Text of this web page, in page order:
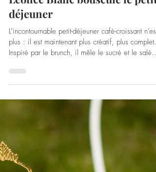
Léonce Blanc bouscule le petit-
déjeuner
L’incontournable petit-déjeuner café-croissant n’est
plus : il est maintenant plus créatif, plus complet.
Inspiré par le brunch, il mêle le sucré et le salé
nouvelle gamme de tartinables premium qui va
textures harmonieuses associant fondant et petits
morceaux et aux saveurs équilibrées et go